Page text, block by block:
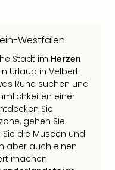
Westfalen
Stadt im Herzen
Urlaub in Velbert
Ruhe suchen und
einer
Sie
gehen Sie
die Museen und
aber auch einen
machen.